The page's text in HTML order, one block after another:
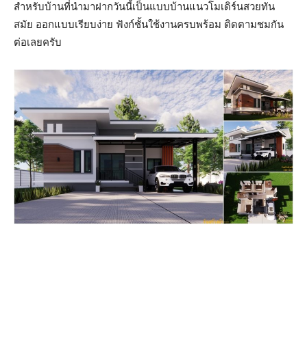
สำหรับบ้านที่นำมาฝากวันนี้เป็นแบบบ้านแนวโมเดิร์นสวยทัน
สมัย ออกแบบเรียบง่าย ฟังก์ชั้นใช้งานครบพร้อม ติดตามชมกัน
ต่อเลยครับ